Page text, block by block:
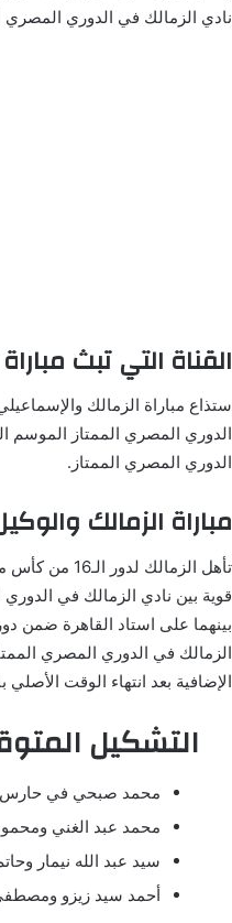
نادي الزمالك في الدوري المصري الممتاز الموسم الحالي
القناة التي تبث
ستذاع مباراة الزمالك
الدوري المصري الممتاز.
مباراة الزمالك
الإضافية بعد انتهاء الوقت الأصلي
التشكيل
محمد صبحي في حارس
محمد عبد الغني
سيد عبد الله نيمار
أحمد سيد زيزو